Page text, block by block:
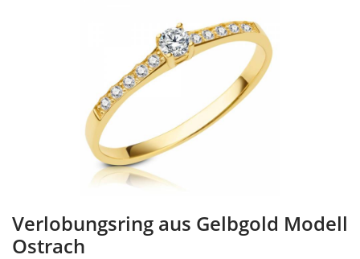
Verlobungsring aus Gelbgold Modell
Ostrach